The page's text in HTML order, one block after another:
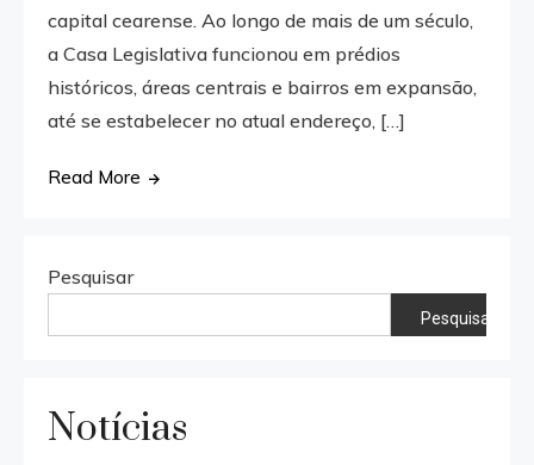
capital cearense. Ao longo de mais de um século,
a Casa Legislativa funcionou em prédios
históricos, áreas centrais e bairros em expansão,
até se estabelecer no atual endereço, […]
Read More
Pesquisar
Pesquisar
Notícias